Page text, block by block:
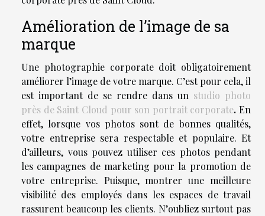
Amélioration de l’image de sa
marque
Une photographie corporate doit obligatoirement
améliorer l’image de votre marque. C’est pour cela, il
est important de se rendre dans un studio photo
près de Saint Cloud pour son portrait corporate. En
effet, lorsque vos photos sont de bonnes qualités,
votre entreprise sera respectable et populaire. Et
d’ailleurs, vous pouvez utiliser ces photos pendant
les campagnes de marketing pour la promotion de
votre entreprise. Puisque, montrer une meilleure
visibilité des employés dans les espaces de travail
rassurent beaucoup les clients. N’oubliez surtout pas